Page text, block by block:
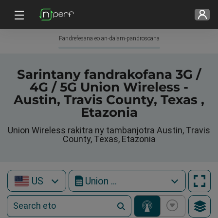
Fandrefesana eo an-dalam-pandrosoana
Sarintany fandrakofana 3G /
4G / 5G Union Wireless -
Austin, Travis County, Texas ,
Etazonia
Union Wireless rakitra ny tambanjotra Austin, Travis
County, Texas, Etazonia
US Union Wireless